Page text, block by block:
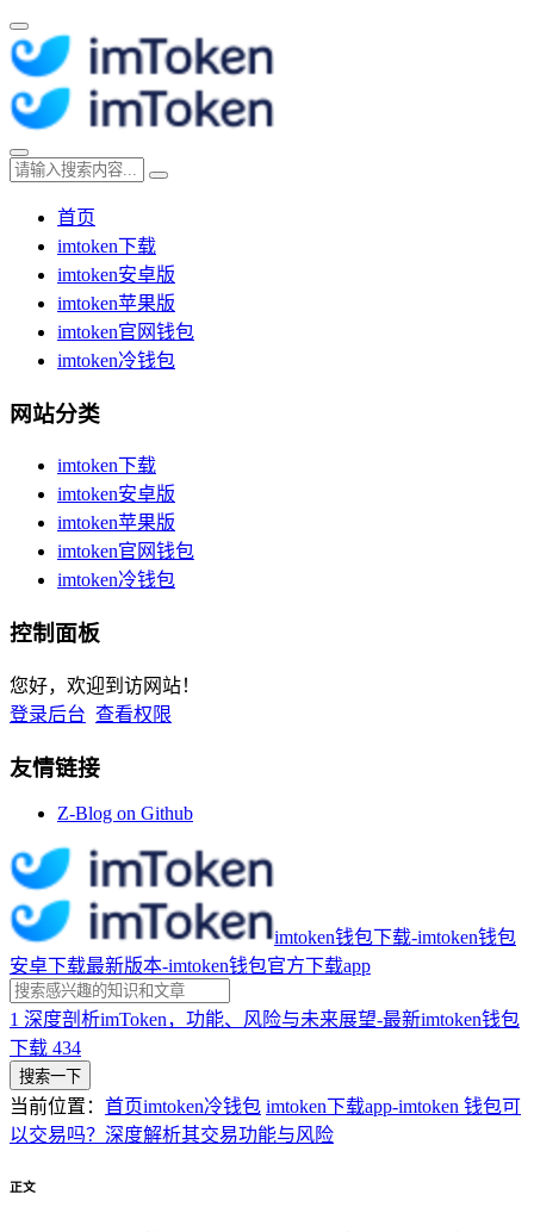
首页
imtoken下载
imtoken安卓版
imtoken苹果版
imtoken官网钱包
imtoken冷钱包
网站分类
imtoken下载
imtoken安卓版
imtoken苹果版
imtoken官网钱包
imtoken冷钱包
控制面板
您好，欢迎到访网站！
登录后台 查看权限
友情链接
Z-Blog on Github
imtoken钱包下载-imtoken钱包
安卓下载最新版本-imtoken钱包官方下载app
1 深度剖析imToken，功能、风险与未来展望-最新imtoken钱包
下载 434
搜索一下
当前位置： 首页imtoken冷钱包 imtoken下载app-imtoken 钱包可
以交易吗？深度解析其交易功能与风险
正文